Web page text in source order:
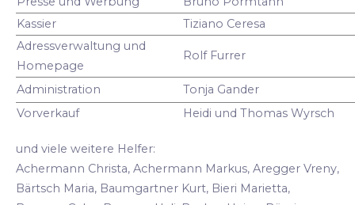
Kassier
Tiziano Ceresa
Adressverwaltung und
Homepage
Rolf Furrer
Administration
Tonja Gander
Vorverkauf
Heidi und Thomas Wyrsch
und viele weitere Helfer:
Achermann Christa, Achermann Markus, Aregger Vreny,
Bärtsch Maria, Baumgartner Kurt, Bieri Marietta,